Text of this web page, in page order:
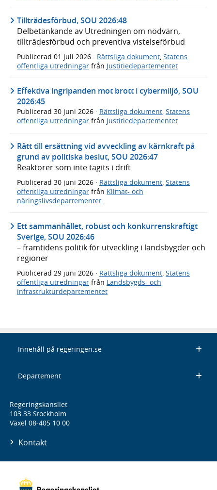
Tillträdesförbud, SOU 2026:48
Delbetänkande av Utredningen om nödvärn,
tillträdesförbud och preventiva vistelseförbud
Publicerad 01 juli 2026 · Rättsliga dokument Statens
offentliga utredningar från Justitiedepartementet
Effektiva ingripanden mot brott i cybermiljö, SOU
2026:45
Publicerad 30 juni 2026 · Rättsliga dokument, Statens
offentliga utredningar från Justitiedepartementet
Rätt till ersättning vid avveckling av kärnkraft på
grund av politiska beslut, SOU 2026:47
Reaktorer som inte tagits i drift
Publicerad 30 juni 2026 · Rättsliga dokument, Statens
offentliga utredningar från Klimat- och
näringslivsdepartementet
Ett sammanhållet, robust och konkurrenskraftigt
Sverige, SOU 2026:46
– framtidens politik för utveckling i landsbygder och
regioner
Publicerad 29 juni 2026 · Rättsliga dokument Statens
offentliga utredningar från Landsbygds- och
infrastrukturdepartementet
Innehåll på regeringen.se
Departement
Regeringskansliet
103 33 Stockholm
Växel 08-405 10 00
Kontakt